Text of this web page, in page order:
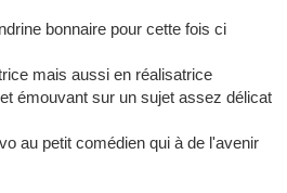
bonnaire pour cette fois ci
mais aussi en réalisatrice
émouvant sur un sujet assez délicat
au petit comédien qui à de l'avenir